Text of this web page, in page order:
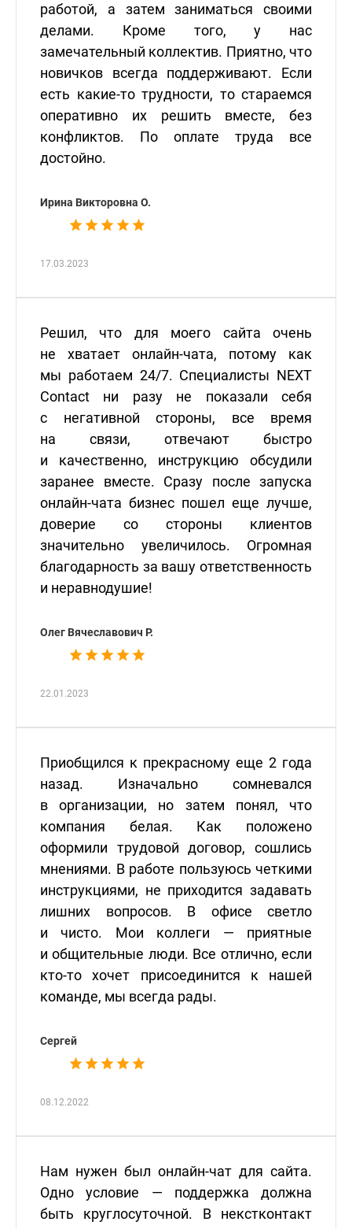
работой, а затем заниматься своими
делами. Кроме того, у нас
замечательный коллектив. Приятно, что
новичков всегда поддерживают. Если
есть какие-то трудности, то стараемся
оперативно их решить вместе, без
конфликтов. По оплате труда все
достойно.
Ирина Викторовна О.
17.03.2023
Решил, что для моего сайта очень
не хватает онлайн-чата, потому как
мы работаем 24/7. Специалисты NEXT
Contact ни разу не показали себя
с негативной стороны, все время
на связи, отвечают быстро
и качественно, инструкцию обсудили
заранее вместе. Сразу после запуска
онлайн-чата бизнес пошел еще лучше,
доверие со стороны клиентов
значительно увеличилось. Огромная
благодарность за вашу ответственность
и неравнодушие!
Олег Вячеславович Р.
22.01.2023
Приобщился к прекрасному еще 2 года
назад. Изначально сомневался
в организации, но затем понял, что
компания белая. Как положено
оформили трудовой договор, сошлись
мнениями. В работе пользуюсь четкими
инструкциями, не приходится задавать
лишних вопросов. В офисе светло
и чисто. Мои коллеги — приятные
и общительные люди. Все отлично, если
кто-то хочет присоединится к нашей
команде, мы всегда рады.
Сергей
08.12.2022
Нам нужен был онлайн-чат для сайта.
Одно условие — поддержка должна
быть круглосуточной. В некстконтакт